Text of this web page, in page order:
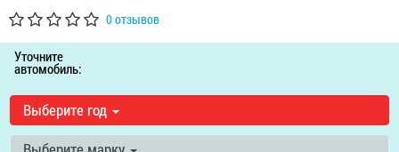
0 отзывов
Уточните
автомобиль:
Выберите год